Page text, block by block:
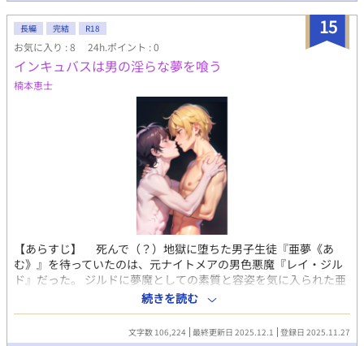
15
長編 完結 R18
お気に入り : 8 24h.ポイント : 0
インキュバスは男の淫らな夢を喰う
楠本恵士
【あらすじ】 死んで（？）地獄に堕ちた男子生徒『亜夢《あ
む》』を待っていたのは、元ナイトメアの男色悪魔『レイ・ジル
ド』だった。 ジルドに夢魔としての素質と容姿を気に入られた亜
夢は。 ジルドから、見習い夢魔としての教育を体と心にみっち
りと仕込まれる。 見習い夢魔となった亜夢にジルドは言った。
「さあ、地獄から人間界にもどり──男たちの夢を喰ってこい、
時には男の夢を叶えてやったりしてもいいぞ」 亜夢と、さまざ
続きを読む
文字数 106,224 最終更新日 2025.12.1 登録日 2025.11.27